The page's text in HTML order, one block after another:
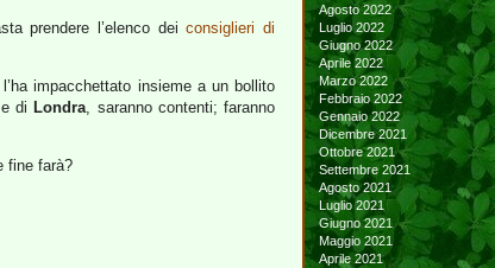
prendere l’elenco deiconsiglieri di
impacchettato insieme a un bollito
di Londra, saranno contenti; faranno
fine farà?
Agosto 2022
Luglio 2022
Giugno 2022
Aprile 2022
Marzo 2022
Febbraio 2022
Gennaio 2022
Dicembre 2021
Ottobre 2021
Settembre 2021
Agosto 2021
Luglio 2021
Giugno 2021
Maggio 2021
Aprile 2021